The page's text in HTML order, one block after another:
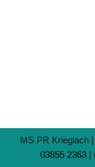
MS PR Krieglach
03855 2363 |